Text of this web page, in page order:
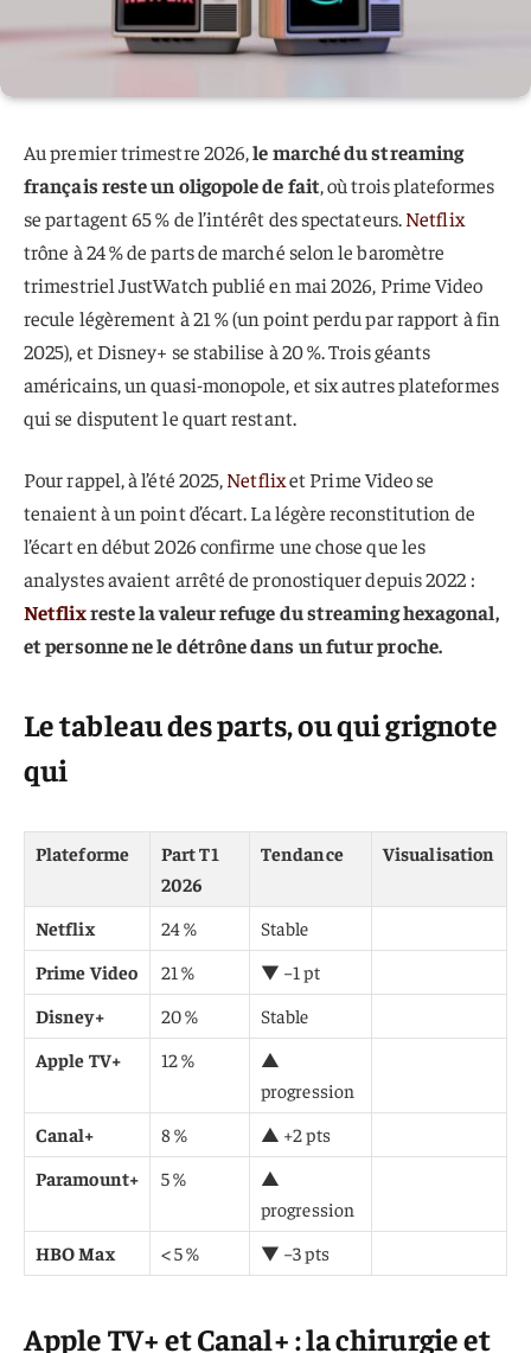
Au premier trimestre 2026,le marché du streaming
français reste un oligopole de fait, où trois plateformes
se partagent 65 % de l’intérêt des spectateurs.Netflix
trône à 24 % de parts de marché selon le baromètre
trimestriel JustWatch publié en mai 2026, Prime Video
recule légèrement à 21 % (un point perdu par rapport à fin
2025), et Disney+ se stabilise à 20 %. Trois géants
américains, un quasi-monopole, et six autres plateformes
qui se disputent le quart restant.
Pour rappel, à l’été 2025,Netflixet Prime Video se
tenaient à un point d’écart. La légère reconstitution de
l’écart en début 2026 confirme une chose que les
analystes avaient arrêté de pronostiquer depuis 2022 :
Netflixreste la valeur refuge du streaming hexagonal,
et personne ne le détrône dans un futur proche.
Le tableau des parts, ou qui grignote
qui
Plateforme
Part T1
2026
Tendance Visualisation
Netflix 24 %
Stable
Prime Video
21 %
▼ −1 pt
Disney+
20 %
Stable
Apple TV+
12 %
▲
progression
Canal+
8 %
▲ +2 pts
Paramount+
5 %
▲
progression
HBO Max
< 5 % ▼ −3 pts
Apple TV+ et Canal+ : la chirurgie et